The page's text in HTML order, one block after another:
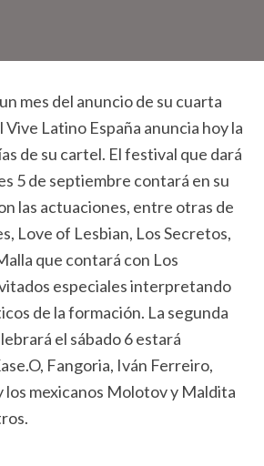
mes del anuncio de su cuarta
Latino España anuncia hoy la
de su cartel. El festival que dará
5 de septiembre contará en su
las actuaciones, entre otras de
Love of Lesbian, Los Secretos,
que contará con Los
especiales interpretando
de la formación. La segunda
el sábado 6 estará
Fangoria, Iván Ferreiro,
los mexicanos Molotov y Maldita